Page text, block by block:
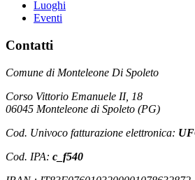
Luoghi
Eventi
Contatti
Comune di Monteleone Di Spoleto
Corso Vittorio Emanuele II, 18
06045 Monteleone di Spoleto (PG)
Cod. Univoco fatturazione elettronica:
Cod. IPA: c_f540